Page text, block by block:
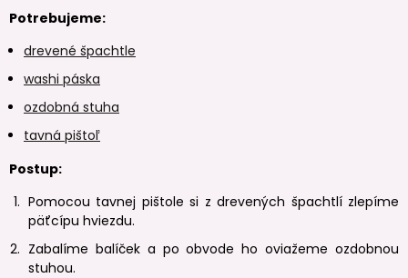
Potrebujeme:
drevené špachtle
washi páska
ozdobná stuha
tavná pištoľ
Postup:
Pomocou tavnej pištole si z drevených špachtlí zlepíme
päťcípu hviezdu.
Zabalíme balíček a po obvode ho oviažeme ozdobnou
stuhou.